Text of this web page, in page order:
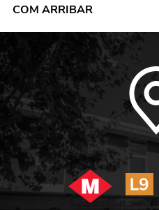
COM ARRIBAR